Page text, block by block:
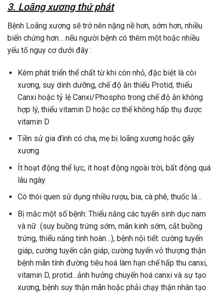
3. Loãng xương thứ phát
Bệnh Loãng xương sẽ trở nên nặng nề hơn, sớm hơn, nhiều
biến chứng hơn… nếu người bệnh có thêm một hoặc nhiều
yếu tố nguy cơ dưới đây :
Kém phát triển thể chất từ khi còn nhỏ, đặc biệt là còi
xương, suy dinh dưỡng, chế độ ăn thiếu Protid, thiếu
Canxi hoặc tỷ lệ Canxi/Phospho trong chế độ ăn không
hợp lý, thiếu vitamin D hoặc cơ thể không hấp thụ được
vitamin D
Tiền sử gia đình có cha, mẹ bị loãng xương hoặc gãy
xương
Ít hoạt động thể lực, ít hoạt động ngoài trời, bất động quá
lâu ngày
Có thói quen sử dụng nhiều rượu, bia, cà phê, thuốc lá…
Bị mắc một số bệnh: Thiểu năng các tuyến sinh dục nam
và nữ (suy buồng trứng sớm, mãn kinh sớm, cắt buồng
trứng, thiểu năng tinh hoàn…), bệnh nội tiết: cường tuyến
giáp, cường tuyến cận giáp, cường tuyến vỏ thượng thận
bệnh mãn tính đường tiêu hoá làm hạn chế hấp thu canxi,
vitamin D, protid…ảnh hưởng chuyển hoá canxi và sự tạo
xương, bệnh suy thận mãn hoặc phải chạy thận nhân tạo